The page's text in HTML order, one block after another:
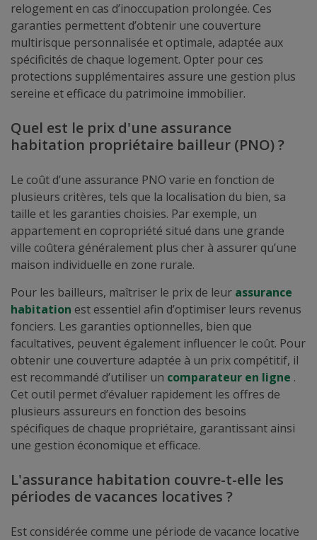
relogement en cas d’inoccupation prolongée. Ces
garanties permettent d’obtenir une couverture
multirisque personnalisée et optimale, adaptée aux
spécificités de chaque logement. Opter pour ces
protections supplémentaires assure une gestion plus
sereine et efficace du patrimoine immobilier.
Quel est le prix d'une assurance
habitation propriétaire bailleur (PNO) ?
Le coût d’une assurance PNO varie en fonction de
plusieurs critères, tels que la localisation du bien, sa
taille et les garanties choisies. Par exemple, un
appartement en copropriété situé dans une grande
ville coûtera généralement plus cher à assurer qu’une
maison individuelle en zone rurale.
Pour les bailleurs, maîtriser le prix de leur assurance
habitation est essentiel afin d’optimiser leurs revenus
fonciers. Les garanties optionnelles, bien que
facultatives, peuvent également influencer le coût. Pour
obtenir une couverture adaptée à un prix compétitif, il
est recommandé d’utiliser un comparateur en ligne .
Cet outil permet d’évaluer rapidement les offres de
plusieurs assureurs en fonction des besoins
spécifiques de chaque propriétaire, garantissant ainsi
une gestion économique et efficace.
L'assurance habitation couvre-t-elle les
périodes de vacances locatives ?
Est considérée comme une période de vacance locative